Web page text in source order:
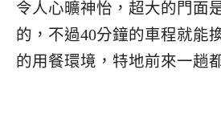
令人心曠神怡，超大的門面
的，不過40分鐘的車程就能
的用餐環境，特地前來一趟